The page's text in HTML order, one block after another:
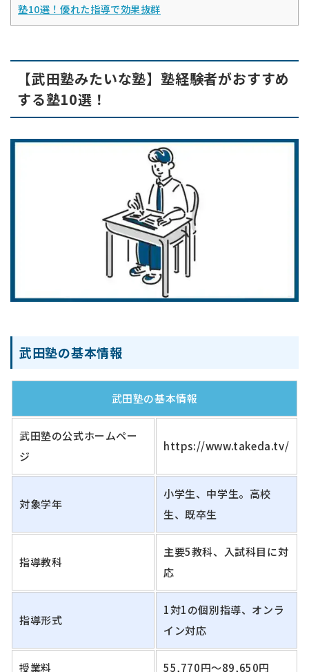
塾10選！優れた指導で効果抜群
【武田塾みたいな塾】塾経験者がおすすめ
する塾10選！
武田塾の基本情報
武田塾の基本情報
武田塾の公式ホームペー
ジ
https://www.takeda.tv/
対象学年
小学生、中学生。高校
生、既卒生
指導教科
主要5教科、入試科目に対
応
指導形式
1対1の個別指導、オンラ
イン対応
授業料 55,770円〜89,650円